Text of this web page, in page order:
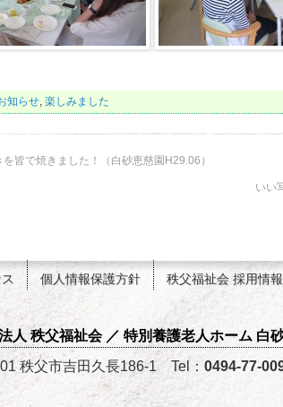
知らせ 楽しみました
を皆で焼きました！（白砂恵慈園H29.06）
いい
個人情報保護方針 秩父福祉会 採用情
人 秩父福祉会 ／ 特別養護老人ホーム 白
秩父市吉田久長186-1 Tel： 0494-77-